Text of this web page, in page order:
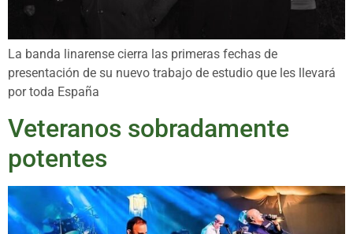
La banda linarense cierra las primeras fechas de
presentación de su nuevo trabajo de estudio que les llevará
por toda España
Veteranos sobradamente
potentes